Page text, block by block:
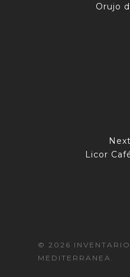
Orujo
Licor
© 2026
MEDITERRANEA.